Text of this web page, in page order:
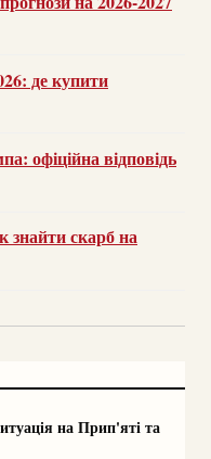
де купити
офіційна відповідь
знайти скарб на
на Прип'яті та